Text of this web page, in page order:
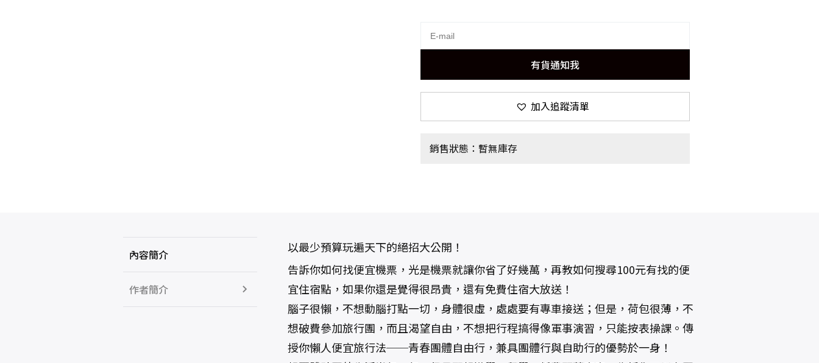
有貨通知我
加入追蹤清單
銷售狀態：暫無庫存
內容簡介
作者簡介
以最少預算玩遍天下的絕招大公開！
告訴你如何找便宜機票，光是機票就讓你省了好幾萬，再教如何搜尋100元有找的便
宜住宿點，如果你還是覺得很昂貴，還有免費住宿大放送！
腦子很懶，不想動腦打點一切，身體很虛，處處要有專車接送；但是，荷包很薄，不
想破費參加旅行團，而且渴望自由，不想把行程搞得像軍事演習，只能按表操課。傳
授你懶人便宜旅行法──青春團體自由行，兼具團體行與自助行的優勢於一身！